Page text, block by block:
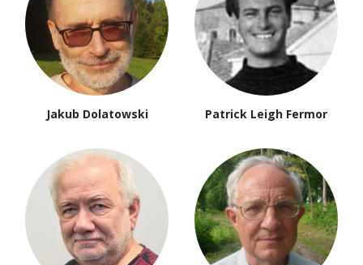
Jakub Dolatowski Patrick Leigh Fermor